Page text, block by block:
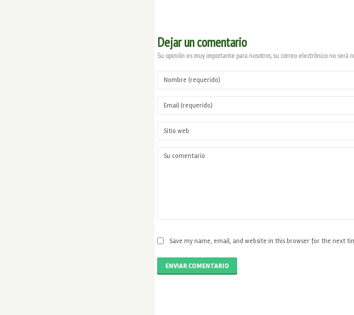
Dejar un comentario
Su opinión es muy importante para nosotros, su correo electrónico no será
Save my name, email, and website in this browser for the next
ENVIAR COMENTARIO